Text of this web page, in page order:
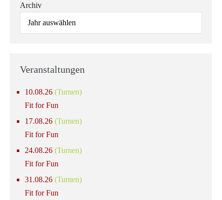
Archiv
Veranstaltungen
10.08.26 (Turnen)
Fit for Fun
17.08.26 (Turnen)
Fit for Fun
24.08.26 (Turnen)
Fit for Fun
31.08.26 (Turnen)
Fit for Fun